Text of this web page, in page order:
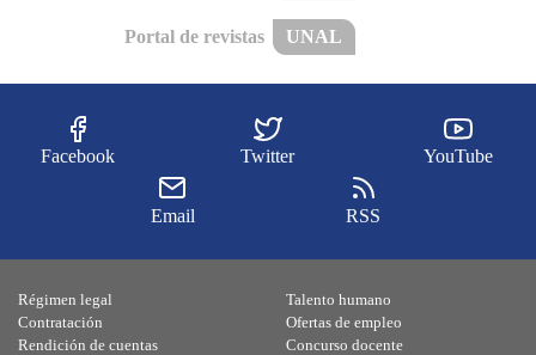
Portal de revistas UNAL
Facebook Twitter YouTube
Email RSS
Régimen legal
Contratación
Rendición de cuentas
Talento humano
Ofertas de empleo
Concurso docente